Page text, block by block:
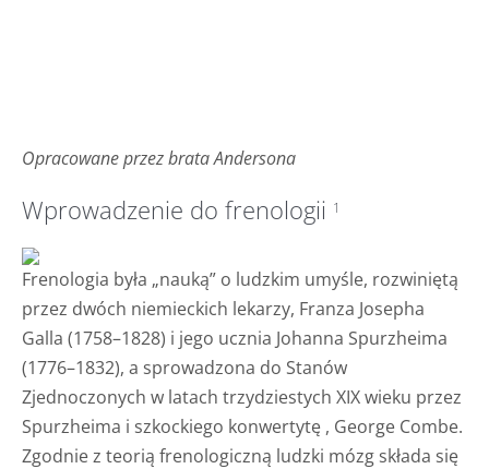
Opracowane przez brata Andersona
Wprowadzenie do frenologii 1
Frenologia była „nauką” o ludzkim umyśle, rozwiniętą
przez dwóch niemieckich lekarzy, Franza Josepha
Galla (1758–1828) i jego ucznia Johanna Spurzheima
(1776–1832), a sprowadzona do Stanów
Zjednoczonych w latach trzydziestych XIX wieku przez
Spurzheima i szkockiego konwertytę , George Combe.
Zgodnie z teorią frenologiczną ludzki mózg składa się